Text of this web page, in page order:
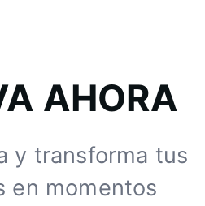
AHORA
y transforma tus
en momentos